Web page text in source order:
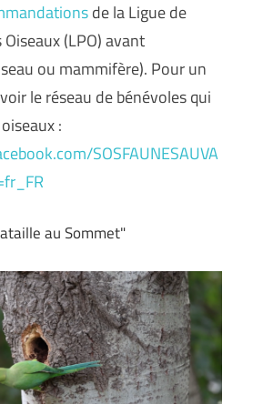
de la Ligue de
(LPO) avant
ou mammifère). Pour un
le réseau de bénévoles qui
:
SOSFAUNESAUVA
au Sommet"